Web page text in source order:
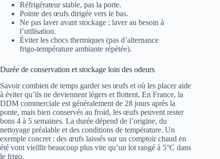
Réfrigérateur stable, pas la porte.
Pointe des œufs dirigée vers le bas.
Ne pas laver avant stockage ; laver au besoin à
l’utilisation.
Éviter les chocs thermiques (pas d’alternance
frigo‑température ambiante répétée).
Durée de conservation et stockage loin des odeurs
Savoir combien de temps garder ses œufs et où les placer aide
à éviter qu’ils ne deviennent légers et flottent. En France, la
DDM commerciale est généralement de 28 jours après la
ponte, mais bien conservés au froid, les œufs peuvent rester
bons 4 à 5 semaines. La durée dépend de l’origine, du
nettoyage préalable et des conditions de température. Un
exemple concret : des œufs laissés sur un comptoir chaud en
été vont vieillir beaucoup plus vite qu’un lot rangé à 5°C dans
le frigo.